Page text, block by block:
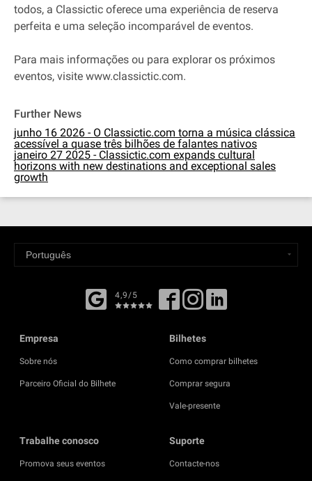
todos, a Classictic oferece uma experiência de reserva
perfeita e uma seleção incomparável de eventos.
Para mais informações ou para explorar os próximos
eventos, visite www.classictic.com.
Further News
junho 16 2026 - O Classictic.com torna a música clássica
acessível a quase três bilhões de falantes nativos
janeiro 27 2025 - Classictic.com expands cultural
horizons with new destinations and exceptional sales
growth
4,9/5
Empresa
Sobre nós
Parceiro Oficial do Bilhete
Bilhetes
Como comprar bilhetes
Comprar segura
Vale-presente
Trabalhe conosco
Promova seus eventos
Suporte
Contacte-nos